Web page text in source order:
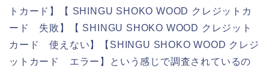
トカード】【 SHINGU SHOKO WOOD クレジットカ
ード 失敗】【 SHINGU SHOKO WOOD クレジット
カード 使えない】【SHINGU SHOKO WOOD クレジ
ットカード エラー】という感じで調査されているの